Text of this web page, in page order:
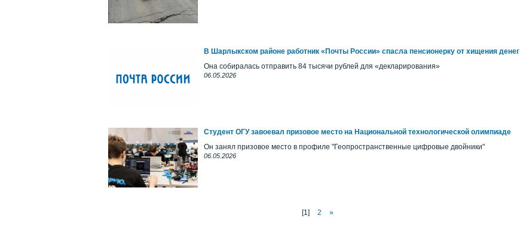
В Шарлыкском районе работник «Почты России» спасла пенсионерку от хищения денег
Она собиралась отправить 84 тысячи рублей для «декларирования»
06.05.2026
Студент ОГУ завоевал призовое место на Национальной технологической олимпиаде
Он занял призовое место в профиле "Геопространственные цифровые двойники"
06.05.2026
[1] 2 »